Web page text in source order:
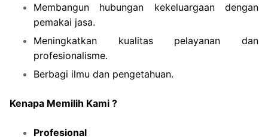
Membangun hubungan kekeluargaan dengan
pemakai jasa.
Meningkatkan kualitas pelayanan dan
profesionalisme.
Berbagi ilmu dan pengetahuan.
Kenapa Memilih Kami ?
Profesional